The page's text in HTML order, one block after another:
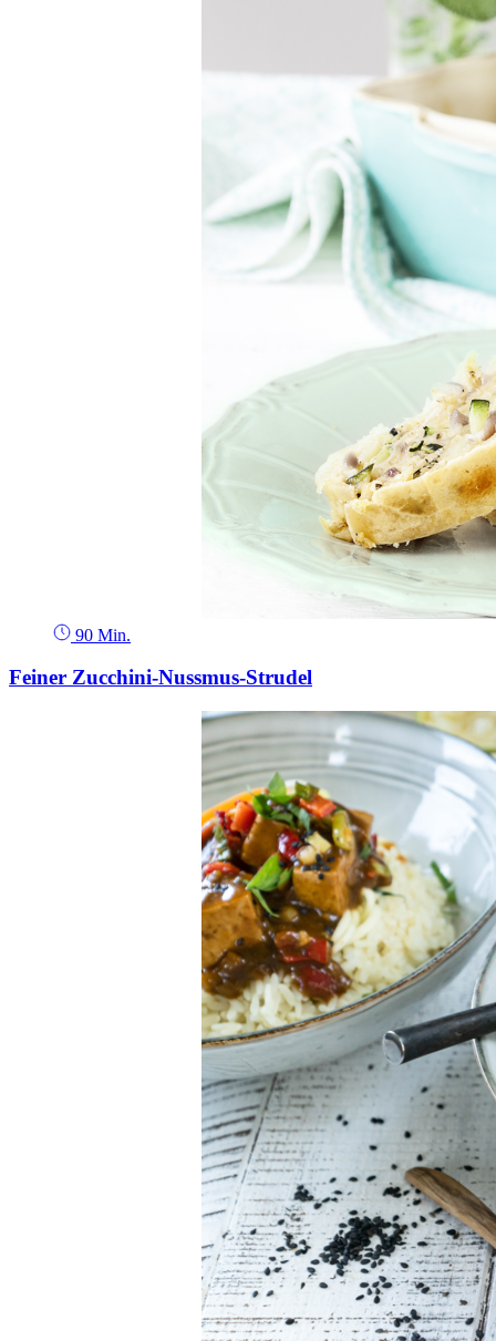
90 Min.
Feiner Zucchini-Nussmus-Strudel